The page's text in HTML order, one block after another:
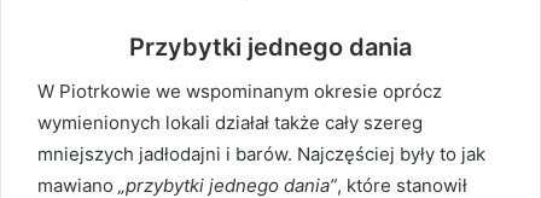
Przybytki jednego dania
W Piotrkowie we wspominanym okresie oprócz
wymienionych lokali działał także cały szereg
mniejszych jadłodajni i barów. Najczęściej były to jak
mawiano „przybytki jednego dania”, które stanowił